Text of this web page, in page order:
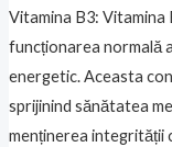
Vitamina B3: Vitamina
funcționarea normală
energetic. Aceasta
sprijinind sănătatea
menținerea integrității